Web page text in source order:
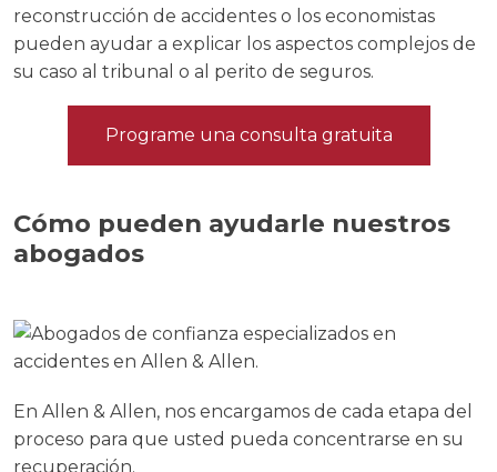
reconstrucción de accidentes o los economistas
pueden ayudar a explicar los aspectos complejos de
su caso al tribunal o al perito de seguros.
Programe una consulta gratuita
Cómo pueden ayudarle nuestros
abogados
En Allen & Allen, nos encargamos de cada etapa del
proceso para que usted pueda concentrarse en su
recuperación.